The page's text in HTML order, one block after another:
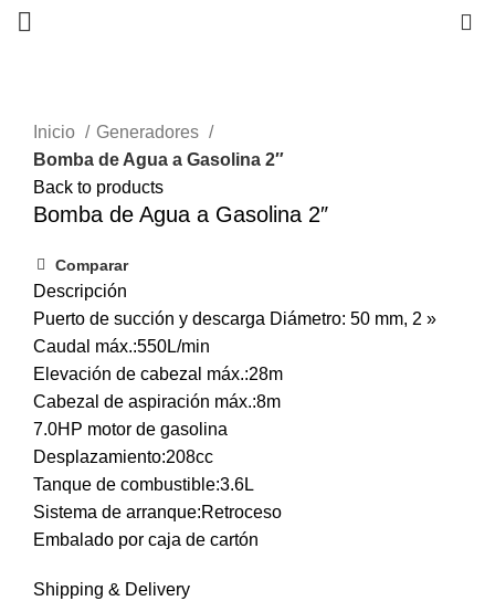
Inicio
Generadores
Bomba de Agua a Gasolina 2″
Back to products
Bomba de Agua a Gasolina 2″
Comparar
Descripción
Puerto de succión y descarga Diámetro: 50 mm, 2 »
Caudal máx.:550L/min
Elevación de cabezal máx.:28m
Cabezal de aspiración máx.:8m
7.0HP motor de gasolina
Desplazamiento:208cc
Tanque de combustible:3.6L
Sistema de arranque:Retroceso
Embalado por caja de cartón
Shipping & Delivery